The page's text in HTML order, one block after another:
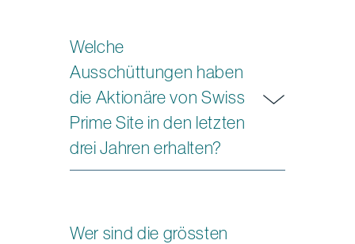
Welche
Ausschüttungen haben
die Aktionäre von Swiss
Prime Site in den letzten
drei Jahren erhalten?
Wer sind die grössten